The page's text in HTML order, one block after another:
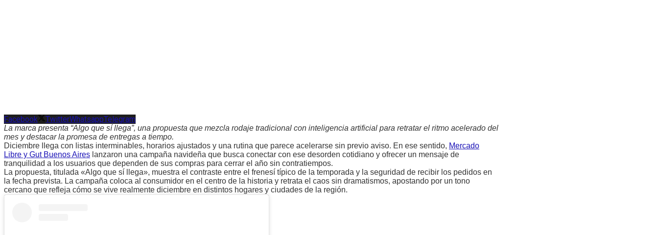
Facebook TwitterWhatsappTelegram
La marca presenta “Algo que sí llega”, una propuesta que mezcla rodaje tradicional con inteligencia artificial para retratar el ritmo acelerado del
mes y destacar la promesa de entregas a tiempo.
Diciembre llega con listas interminables, horarios ajustados y una rutina que parece acelerarse sin previo aviso. En ese sentido, Mercado
Libre y Gut Buenos Aires lanzaron una campaña navideña que busca conectar con ese desorden cotidiano y ofrecer un mensaje de
tranquilidad a los usuarios que dependen de sus compras para cerrar el año sin contratiempos.
La propuesta, titulada «Algo que sí llega», muestra el contraste entre el frenesí típico de la temporada y la seguridad de recibir los pedidos en
la fecha prevista. La campaña coloca al consumidor en el centro de la historia y retrata el caos sin dramatismos, apostando por un tono
cercano que refleja cómo se vive realmente diciembre en distintos hogares y ciudades de la región.